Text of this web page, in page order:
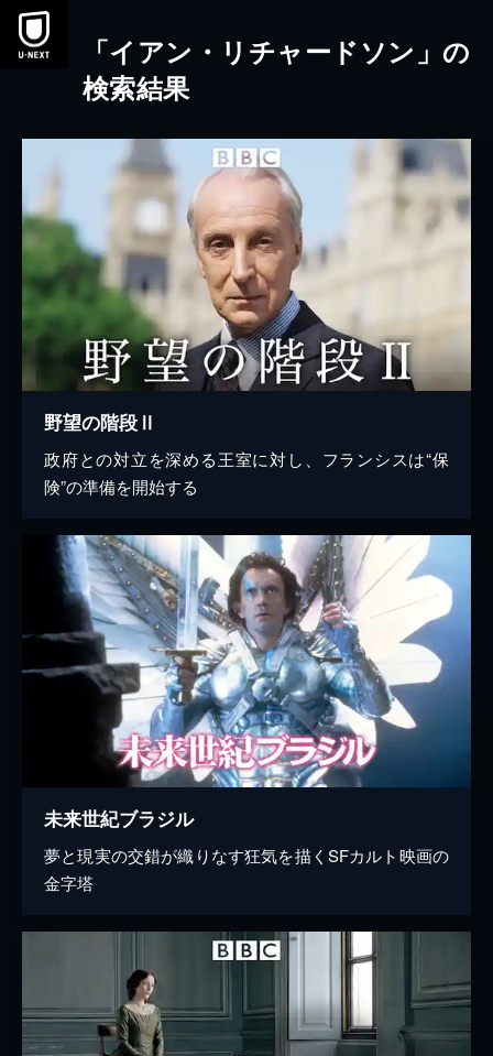
本文へスキップ
「イアン・リチャードソン」の
検索結果
野望の階段Ⅱ
政府との対立を深める王室に対し、フランシスは“保
険”の準備を開始する
未来世紀ブラジル
夢と現実の交錯が織りなす狂気を描くSFカルト映画の
金字塔